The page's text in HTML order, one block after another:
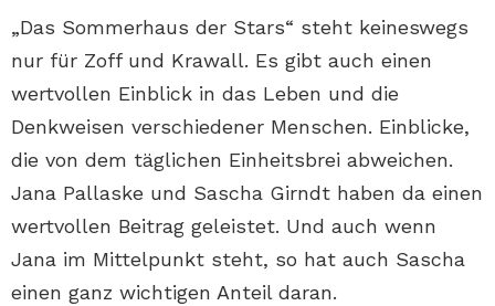
„Das Sommerhaus der Stars“ steht keineswegs
nur für Zoff und Krawall. Es gibt auch einen
wertvollen Einblick in das Leben und die
Denkweisen verschiedener Menschen. Einblicke,
die von dem täglichen Einheitsbrei abweichen.
Jana Pallaske und Sascha Girndt haben da einen
wertvollen Beitrag geleistet. Und auch wenn
Jana im Mittelpunkt steht, so hat auch Sascha
einen ganz wichtigen Anteil daran.